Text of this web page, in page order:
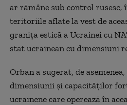
ar rămâne sub control rusesc,
teritoriile aflate la vest de
graniţa estică a Ucrainei cu
stat ucrainean cu dimensiuni
Orban a sugerat, de
dimensiunii şi capacităţilor
ucrainene care operează în